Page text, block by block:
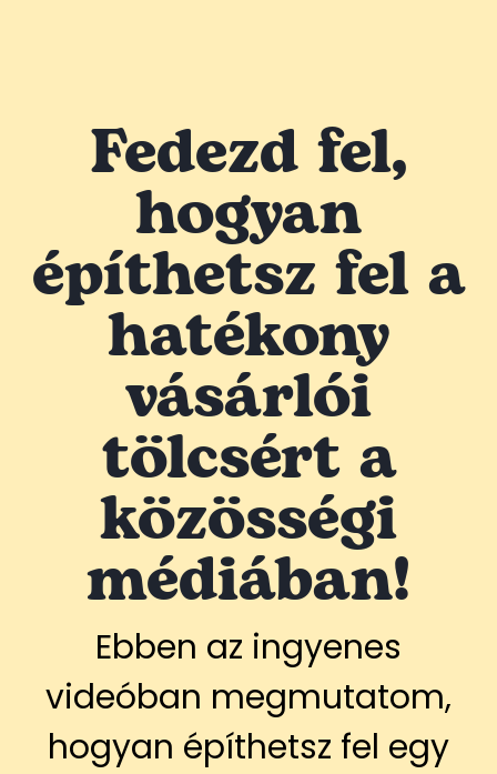
Fedezd fel,
hogyan
építhetsz fel a
hatékony
vásárlói
tölcsért a
közösségi
médiában!
Ebben az ingyenes
videóban megmutatom,
hogyan építhetsz fel egy